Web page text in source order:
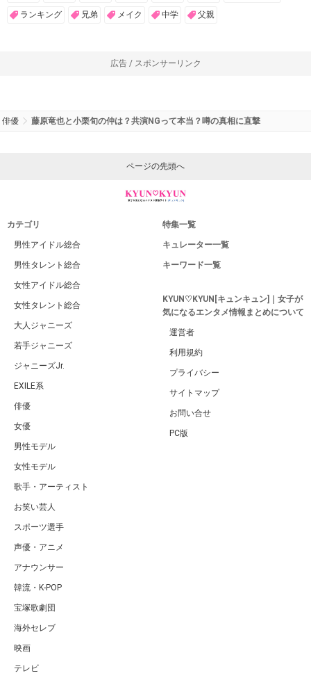
ランキング 兄弟 メイク 中学 父親
広告 / スポンサーリンク
俳優 藤原竜也と小栗旬の仲は？共演NGって本当？噂の真相に直撃
ページの先頭へ
カテゴリ
男性アイドル総合
男性タレント総合
女性アイドル総合
女性タレント総合
大人ジャニーズ
若手ジャニーズ
ジャニーズJr.
EXILE系
俳優
女優
男性モデル
女性モデル
歌手・アーティスト
お笑い芸人
スポーツ選手
声優・アニメ
アナウンサー
韓流・K-POP
宝塚歌劇団
海外セレブ
映画
テレビ
特集一覧
キュレーター一覧
キーワード一覧
KYUN♡KYUN[キュンキュン]｜女子が
気になるエンタメ情報まとめについて
運営者
利用規約
プライバシー
サイトマップ
お問い合せ
PC版